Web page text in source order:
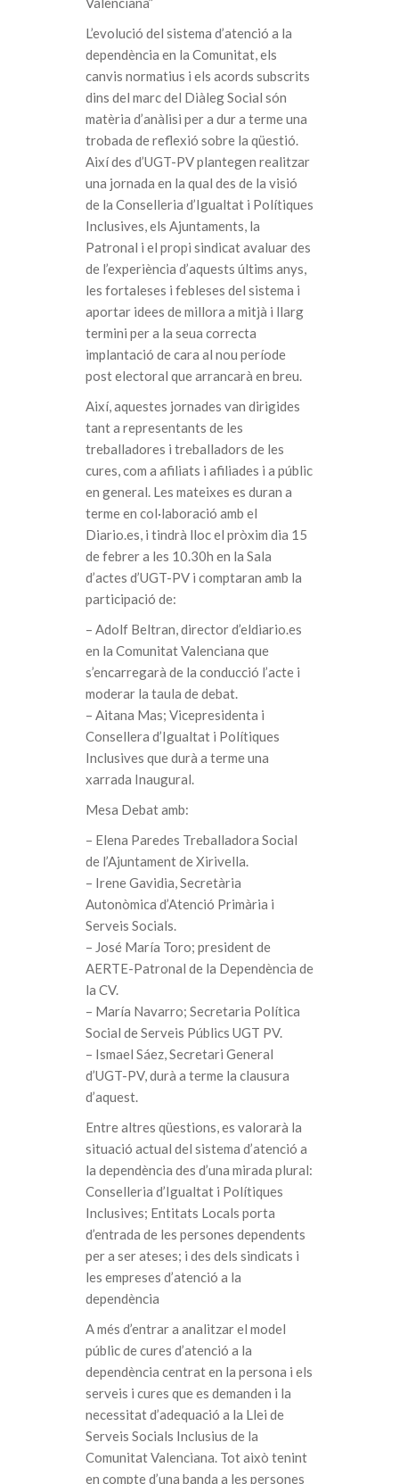
L’evolució del sistema d’atenció a la
dependència en la Comunitat, els
canvis normatius i els acords subscrits
dins del marc del Diàleg Social són
matèria d’anàlisi per a dur a terme una
trobada de reflexió sobre la qüestió.
Així des d’UGT-PV plantegen realitzar
una jornada en la qual des de la visió
de la Conselleria d’Igualtat i Polítiques
Inclusives, els Ajuntaments, la
Patronal i el propi sindicat avaluar des
de l’experiència d’aquests últims anys,
les fortaleses i febleses del sistema i
aportar idees de millora a mitjà i llarg
termini per a la seua correcta
implantació de cara al nou període
post electoral que arrancarà en breu.
Així, aquestes jornades van dirigides
tant a representants de les
treballadores i treballadors de les
cures, com a afiliats i afiliades i a públic
en general. Les mateixes es duran a
terme en col·laboració amb el
Diario.es, i tindrà lloc el pròxim dia 15
de febrer a les 10.30h en la Sala
d’actes d’UGT-PV i comptaran amb la
participació de:
– Adolf Beltran, director d’eldiario.es
en la Comunitat Valenciana que
s’encarregarà de la conducció l’acte i
moderar la taula de debat.
– Aitana Mas; Vicepresidenta i
Consellera d’Igualtat i Polítiques
Inclusives que durà a terme una
xarrada Inaugural.
Mesa Debat amb:
– Elena Paredes Treballadora Social
de l’Ajuntament de Xirivella.
– Irene Gavidia, Secretària
Autonòmica d’Atenció Primària i
Serveis Socials.
– José María Toro; president de
AERTE-Patronal de la Dependència de
la CV.
– María Navarro; Secretaria Política
Social de Serveis Públics UGT PV.
– Ismael Sáez, Secretari General
d’UGT-PV, durà a terme la clausura
d’aquest.
Entre altres qüestions, es valorarà la
situació actual del sistema d’atenció a
la dependència des d’una mirada plural:
Conselleria d’Igualtat i Polítiques
Inclusives; Entitats Locals porta
d’entrada de les persones dependents
per a ser ateses; i des dels sindicats i
les empreses d’atenció a la
dependència
A més d’entrar a analitzar el model
públic de cures d’atenció a la
dependència centrat en la persona i els
serveis i cures que es demanden i la
necessitat d’adequació a la Llei de
Serveis Socials Inclusius de la
Comunitat Valenciana. Tot això tenint
en compte d’una banda a les persones